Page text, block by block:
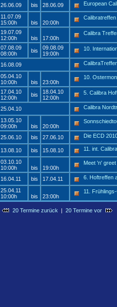
26.06.09 bis 28.06.09 European
11.07.09
15:00h
bis 20:00h
19.07.09
12:00h
bis 17:00h
Calibra
07.08.09
08:00h
bis
09.08.09
19:00h
10.
16.08.09
05.04.10
10:00h
bis 23:00h
10.
17.04.10
12:00h
bis
18.04.10
12:00h
5. Calibra
25.04.10 Calibra
13.05.10
09:00h
bis 20:00h
25.06.10 bis 27.06.10 Die ECD
13.08.10 bis 15.08.10 11. int.
03.10.10
10:00h
bis 19:00h
Meet 'n'
16.04.11 bis 17.04.11 6. Hoftreffen
25.04.11
10:00h
bis 23:00h
11.
20 Termine zurück | 20 Termine vor